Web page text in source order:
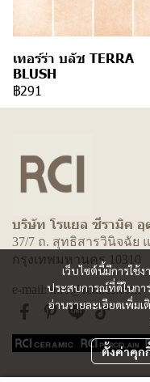
เทอร์ร่า บลัช TERRA
BLUSH
฿291
เว็บไซต์นี้มีการใช้
ประสบการณ์ที่ดีในกา
อ่านรายละเอียดเพิ่มเ
ตั้งค่าคุก
บริษัท โรแยล ซีรามิค
37/7 ถ. สุทธิสารวินิจฉัย
กรุงเทพมหานคร 10310
e-mail: info@rcitiles.com